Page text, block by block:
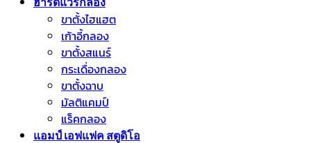
ขาตั้งไฮแฮต
เก้าอี้กลอง
ขาตั้งสแนร์
กระเดื่องกลอง
ขาตั้งฉาบ
มัลติแคมป์
แร็คกลอง
แอมป์ เอฟแฟค สตูดิโอ